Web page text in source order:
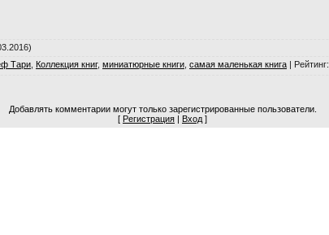
Тари Коллекция книг, миниатюрные книги самая маленькая книга | Рейтинг:
Добавлять комментарии могут только зарегистрированные пользователи.
[ Регистрация | Вход ]